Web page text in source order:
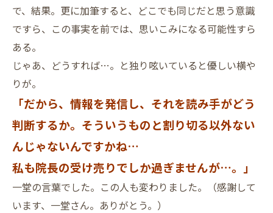
で、結果。更に加筆すると、どこでも同じだと思う意識
ですら、この事実を前では、思いこみになる可能性すら
ある。
じゃあ、どうすれば…。と独り呟いていると優しい横や
りが。
「だから、情報を発信し、それを読み手がどう
判断するか。そういうものと割り切る以外ない
んじゃないんですかね…
私も院長の受け売りでしか過ぎませんが…。」
一堂の言葉でした。この人も変わりました。（感謝して
います、一堂さん。ありがとう。）